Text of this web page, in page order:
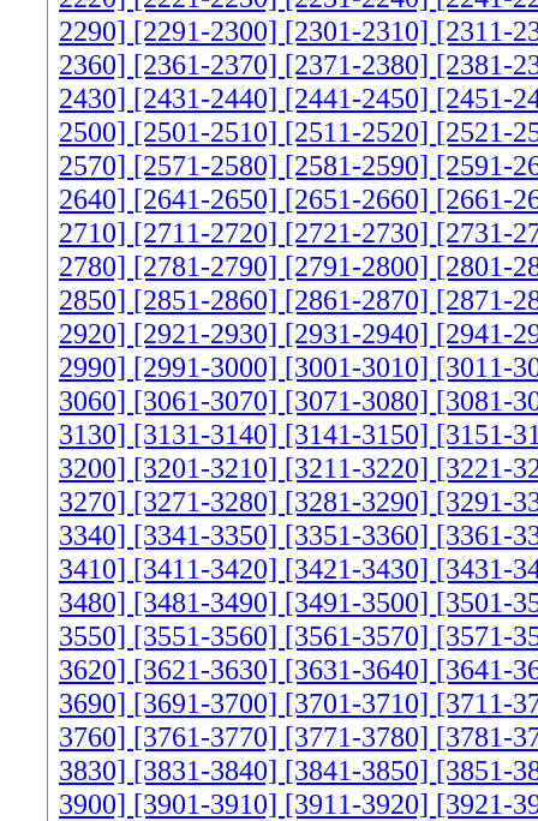
2290] [2291-2300] [2301-2310] [2311-
2360] [2361-2370] [2371-2380] [2381-
2430] [2431-2440] [2441-2450] [2451-
2500] [2501-2510] [2511-2520] [2521-
2570] [2571-2580] [2581-2590] [2591-
2640] [2641-2650] [2651-2660] [2661-
2710] [2711-2720] [2721-2730] [2731-
2780] [2781-2790] [2791-2800] [2801-
2850] [2851-2860] [2861-2870] [2871-
2920] [2921-2930] [2931-2940] [2941-
2990] [2991-3000] [3001-3010] [3011-
3060] [3061-3070] [3071-3080] [3081-
3130] [3131-3140] [3141-3150] [3151-
3200] [3201-3210] [3211-3220] [3221-
3270] [3271-3280] [3281-3290] [3291-
3340] [3341-3350] [3351-3360] [3361-
3410] [3411-3420] [3421-3430] [3431-
3480] [3481-3490] [3491-3500] [3501-
3550] [3551-3560] [3561-3570] [3571-
3620] [3621-3630] [3631-3640] [3641-
3690] [3691-3700] [3701-3710] [3711-
3760] [3761-3770] [3771-3780] [3781-
3830] [3831-3840] [3841-3850] [3851-
3900] [3901-3910] [3911-3920] [3921-